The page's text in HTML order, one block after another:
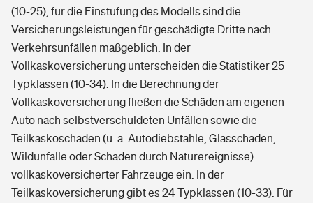
(10-25), für die Einstufung des Modells sind die
Versicherungsleistungen für geschädigte Dritte nach
Verkehrsunfällen maßgeblich. In der
Vollkaskoversicherung unterscheiden die Statistiker 25
Typklassen (10-34). In die Berechnung der
Vollkaskoversicherung fließen die Schäden am eigenen
Auto nach selbstverschuldeten Unfällen sowie die
Teilkaskoschäden (u. a. Autodiebstähle, Glasschäden,
Wildunfälle oder Schäden durch Naturereignisse)
vollkaskoversicherter Fahrzeuge ein. In der
Teilkaskoversicherung gibt es 24 Typklassen (10-33). Für